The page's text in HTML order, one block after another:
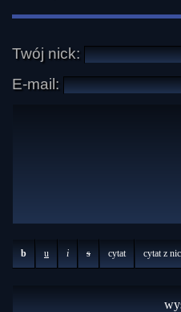
Twój nick:
E-mail:
b u i s cytat cytat z